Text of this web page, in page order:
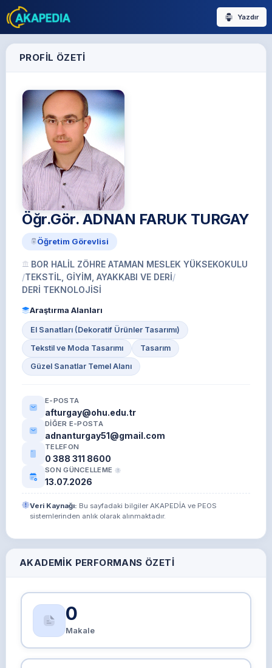
Yazdır
PROFIL ÖZETI
Öğr.Gör. ADNAN FARUK TURGAY
Öğretim Görevlisi
BOR HALİL ZÖHRE ATAMAN MESLEK YÜKSEKOKULU
/TEKSTİL, GİYİM, AYAKKABI VE DERİ/
DERİ TEKNOLOJİSİ
Araştırma Alanları
El Sanatları (Dekoratif Ürünler Tasarımı)
Tekstil ve Moda Tasarımı
Tasarım
Güzel Sanatlar Temel Alanı
E-POSTA
afturgay@ohu.edu.tr
DIĞER E-POSTA
adnanturgay51@gmail.com
TELEFON
0 388 311 8600
SON GÜNCELLEME
13.07.2026
Veri Kaynağı: Bu sayfadaki bilgiler AKAPEDİA ve PEOS
sistemlerinden anlık olarak alınmaktadır.
AKADEMIK PERFORMANS ÖZETI
0
Makale